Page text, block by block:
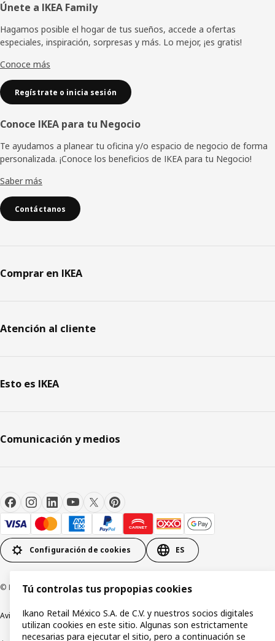
Pie
de
página
Únete a IKEA Family
Hagamos posible el hogar de tus sueños, accede a ofertas
especiales, inspiración, sorpresas y más. Lo mejor, ¡es gratis!
Conoce más
Regístrate o inicia sesión
Conoce IKEA para tu Negocio
Te ayudamos a planear tu oficina y/o espacio de negocio de forma
personalizada. ¡Conoce los beneficios de IKEA para tu Negocio!
Saber más
Contáctanos
Comprar en IKEA
Atención al cliente
Esto es IKEA
Comunicación y medios
Configuración de cookies ES
© Inter IKEA Systems B.V.1999-2026
Aviso de privacidad Política de cookiesTérminos y condiciones de uso
Tú controlas tus propopias cookies
Ikano Retail México S.A. de C.V. y nuestros socios digitales
utilizan cookies en este sitio. Algunas son estrictamente
necesarias para ejecutar el sitio, pero a continuación se